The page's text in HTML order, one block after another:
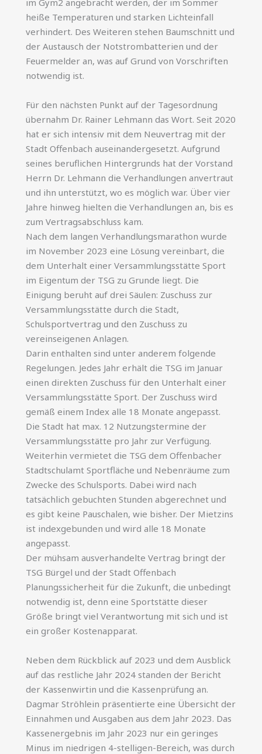
heiße Temperaturen und starken Lichteinfall
verhindert. Des Weiteren stehen Baumschnitt und
der Austausch der Notstrombatterien und der
Feuermelder an, was auf Grund von Vorschriften
notwendig ist.
Für den nächsten Punkt auf der Tagesordnung
übernahm Dr. Rainer Lehmann das Wort. Seit 2020
hat er sich intensiv mit dem Neuvertrag mit der
Stadt Offenbach auseinandergesetzt. Aufgrund
seines beruflichen Hintergrunds hat der Vorstand
Herrn Dr. Lehmann die Verhandlungen anvertraut
und ihn unterstützt, wo es möglich war. Über vier
Jahre hinweg hielten die Verhandlungen an, bis es
zum Vertragsabschluss kam.
Nach dem langen Verhandlungsmarathon wurde
im November 2023 eine Lösung vereinbart, die
dem Unterhalt einer Versammlungsstätte Sport
im Eigentum der TSG zu Grunde liegt. Die
Einigung beruht auf drei Säulen: Zuschuss zur
Versammlungsstätte durch die Stadt,
Schulsportvertrag und den Zuschuss zu
vereinseigenen Anlagen.
Darin enthalten sind unter anderem folgende
Regelungen. Jedes Jahr erhält die TSG im Januar
einen direkten Zuschuss für den Unterhalt einer
Versammlungsstätte Sport. Der Zuschuss wird
gemäß einem Index alle 18 Monate angepasst.
Die Stadt hat max. 12 Nutzungstermine der
Versammlungsstätte pro Jahr zur Verfügung.
Weiterhin vermietet die TSG dem Offenbacher
Stadtschulamt Sportfläche und Nebenräume zum
Zwecke des Schulsports. Dabei wird nach
tatsächlich gebuchten Stunden abgerechnet und
es gibt keine Pauschalen, wie bisher. Der Mietzins
ist indexgebunden und wird alle 18 Monate
angepasst.
Der mühsam ausverhandelte Vertrag bringt der
TSG Bürgel und der Stadt Offenbach
Planungssicherheit für die Zukunft, die unbedingt
notwendig ist, denn eine Sportstätte dieser
Größe bringt viel Verantwortung mit sich und ist
ein großer Kostenapparat.
Neben dem Rückblick auf 2023 und dem Ausblick
auf das restliche Jahr 2024 standen der Bericht
der Kassenwirtin und die Kassenprüfung an.
Dagmar Ströhlein präsentierte eine Übersicht der
Einnahmen und Ausgaben aus dem Jahr 2023. Das
Kassenergebnis im Jahr 2023 nur ein geringes
Minus im niedrigen 4-stelligen-Bereich, was durch